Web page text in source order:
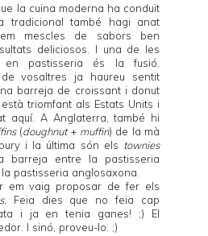
la cuina moderna ha conduït
tradicional també hagi anat
mescles de sabors ben
deliciosos. I una de les
en pastisseria és la fusió.
vosaltres ja haureu sentit
barreja de croissant i donut
triomfant als Estats Units i
aquí. A Anglaterra, també hi
(doughnut+ muffin) de la mà
i la última són els townies
barreja entre la pastisseria
pastisseria anglosaxona.
em vaig proposar de fer els
Feia dies que no feia cap
i ja en tenia ganes! ;) El
I sinó, proveu-lo. ;)